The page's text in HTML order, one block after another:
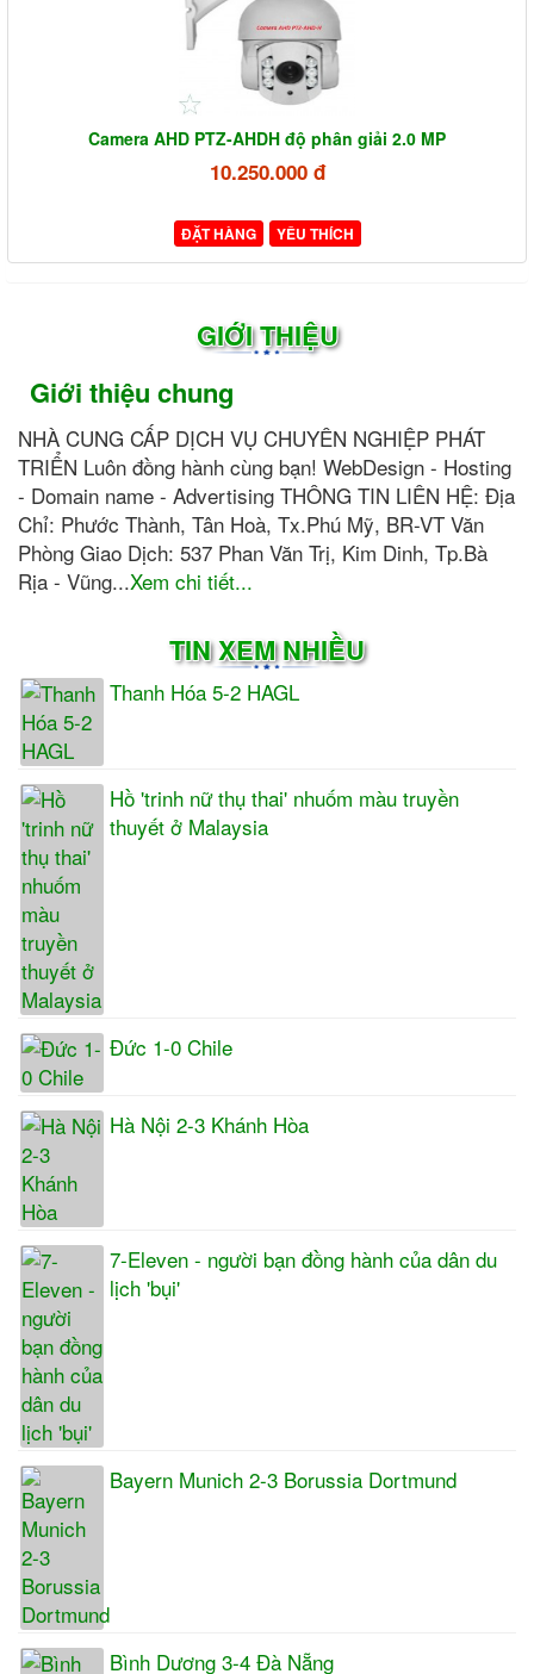
Camera AHD PTZ-AHDH độ phân giải 2.0 MP
10.250.000 đ
ĐẶT HÀNG YÊU THÍCH
GIỚI THIỆU
Giới thiệu chung
NHÀ CUNG CẤP DỊCH VỤ CHUYÊN NGHIỆP PHÁT
TRIỂN Luôn đồng hành cùng bạn! WebDesign - Hosting
- Domain name - Advertising THÔNG TIN LIÊN HỆ: Địa
Chỉ: Phước Thành, Tân Hoà, Tx.Phú Mỹ, BR-VT Văn
Phòng Giao Dịch: 537 Phan Văn Trị, Kim Dinh, Tp.Bà
Rịa - Vũng...Xem chi tiết...
TIN XEM NHIỀU
Thanh Hóa 5-2 HAGL
Hồ 'trinh nữ thụ thai' nhuốm màu truyền
thuyết ở Malaysia
Đức 1-0 Chile
Hà Nội 2-3 Khánh Hòa
7-Eleven - người bạn đồng hành của dân du
lịch 'bụi'
Bayern Munich 2-3 Borussia Dortmund
Bình Dương 3-4 Đà Nẵng